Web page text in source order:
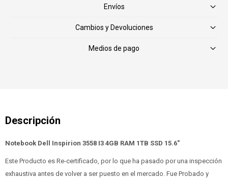
Envíos
Cambios y Devoluciones
Medios de pago
Notebook Dell Inspirion 3558 I3 4GB RAM 1TB SSD 15.6"
Este Producto es Re-certificado, por lo que ha pasado por una inspección
exhaustiva antes de volver a ser puesto en el mercado. Fue Probado y